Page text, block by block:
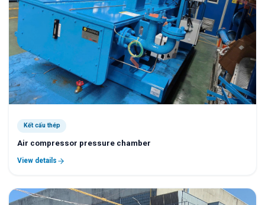
Kết cấu thép
Air compressor pressure chamber
View details